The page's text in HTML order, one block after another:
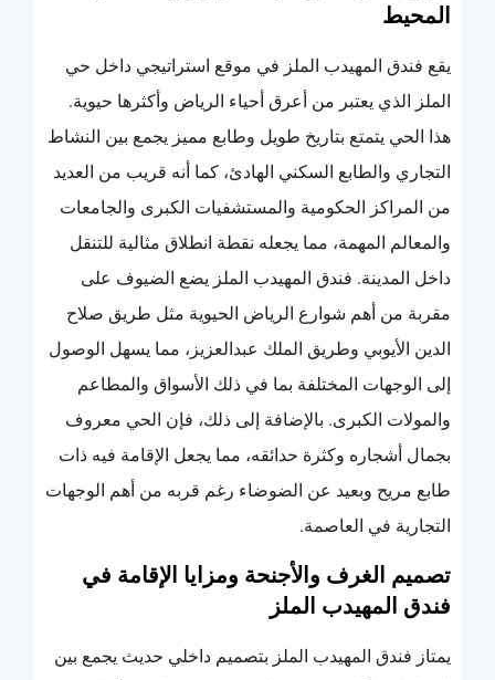
المحيط
يقع فندق المهيدب الملز في موقع استراتيجي داخل حي
الملز الذي يعتبر من أعرق أحياء الرياض وأكثرها حيوية.
هذا الحي يتمتع بتاريخ طويل وطابع مميز يجمع بين النشاط
التجاري والطابع السكني الهادئ، كما أنه قريب من العديد
من المراكز الحكومية والمستشفيات الكبرى والجامعات
والمعالم المهمة، مما يجعله نقطة انطلاق مثالية للتنقل
داخل المدينة. فندق المهيدب الملز يضع الضيوف على
مقربة من أهم شوارع الرياض الحيوية مثل طريق صلاح
الدين الأيوبي وطريق الملك عبدالعزيز، مما يسهل الوصول
إلى الوجهات المختلفة بما في ذلك الأسواق والمطاعم
والمولات الكبرى. بالإضافة إلى ذلك، فإن الحي معروف
بجمال أشجاره وكثرة حدائقه، مما يجعل الإقامة فيه ذات
طابع مريح وبعيد عن الضوضاء رغم قربه من أهم الوجهات
التجارية في العاصمة.
تصميم الغرف والأجنحة ومزايا الإقامة في
فندق المهيدب الملز
يمتاز فندق المهيدب الملز بتصميم داخلي حديث يجمع بين